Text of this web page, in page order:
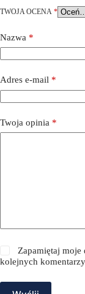
TWOJA OCENA *
Nazwa *
Adres e-mail *
Twoja opinia *
Zapamiętaj moje
kolejnych